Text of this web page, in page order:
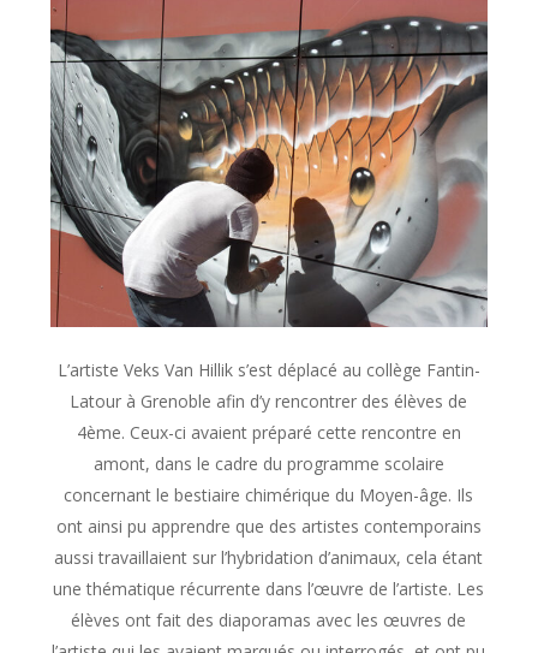
L’artiste Veks Van Hillik s’est déplacé au collège Fantin-
Latour à Grenoble afin d’y rencontrer des élèves de
4ème. Ceux-ci avaient préparé cette rencontre en
amont, dans le cadre du programme scolaire
concernant le bestiaire chimérique du Moyen-âge. Ils
ont ainsi pu apprendre que des artistes contemporains
aussi travaillaient sur l’hybridation d’animaux, cela étant
une thématique récurrente dans l’œuvre de l’artiste. Les
élèves ont fait des diaporamas avec les œuvres de